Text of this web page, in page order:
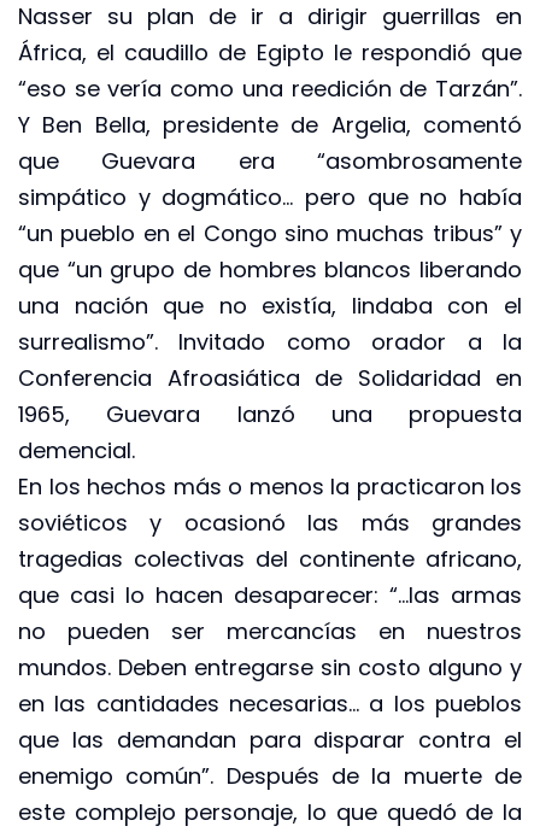
Nasser su plan de ir a dirigir guerrillas en
África, el caudillo de Egipto le respondió que
“eso se vería como una reedición de Tarzán”.
Y Ben Bella, presidente de Argelia, comentó
que Guevara era “asombrosamente
simpático y dogmático… pero que no había
“un pueblo en el Congo sino muchas tribus” y
que “un grupo de hombres blancos liberando
una nación que no existía, lindaba con el
surrealismo”. Invitado como orador a la
Conferencia Afroasiática de Solidaridad en
1965, Guevara lanzó una propuesta
demencial.
En los hechos más o menos la practicaron los
soviéticos y ocasionó las más grandes
tragedias colectivas del continente africano,
que casi lo hacen desaparecer: “…las armas
no pueden ser mercancías en nuestros
mundos. Deben entregarse sin costo alguno y
en las cantidades necesarias… a los pueblos
que las demandan para disparar contra el
enemigo común”. Después de la muerte de
este complejo personaje, lo que quedó de la